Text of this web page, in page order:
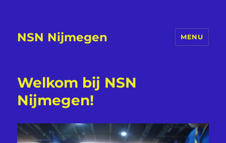
NSN Nijmegen MENU
Welkom bij NSN
Nijmegen!